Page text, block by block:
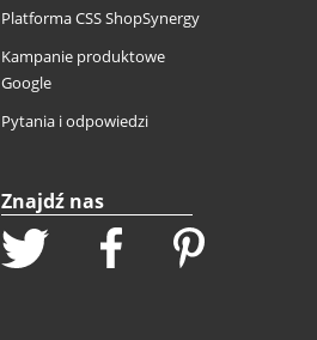
Platforma CSS ShopSynergy
Kampanie produktowe
Google
Pytania i odpowiedzi
Znajdź nas